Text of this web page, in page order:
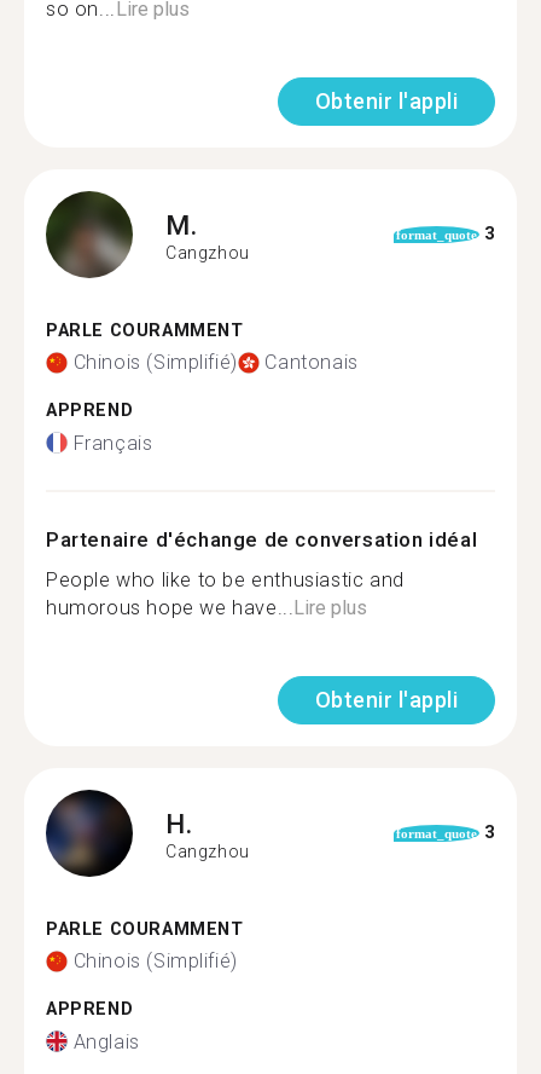
so on... Lire plus
Obtenir l'appli
M.
Cangzhou
format_quote 3
PARLE COURAMMENT
Chinois (Simplifié) Cantonais
APPREND
Français
Partenaire d'échange de conversation idéal
People who like to be enthusiastic and
humorous hope we have... Lire plus
Obtenir l'appli
H.
Cangzhou
format_quote 3
PARLE COURAMMENT
Chinois (Simplifié)
APPREND
Anglais